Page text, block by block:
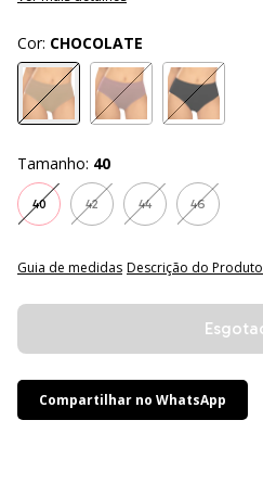
Cor: CHOCOLATE
Tamanho: 40
40 42 44 46
Guia de medidas Descrição do Produto
Compartilhar no WhatsApp